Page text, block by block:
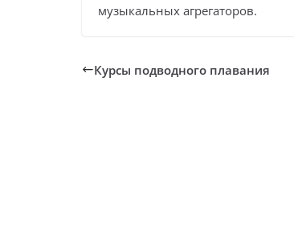
музыкальных агрегаторов.
Курсы подводного плавания